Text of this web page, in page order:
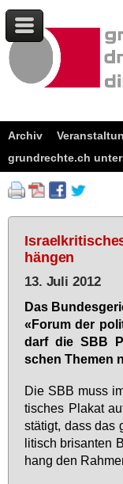
Archiv
grundrechte.ch
hängen
13. Juli 2012
Das
«Fo­rum der
darf die SBB
schen The­men
Die SBB muss
ti­sches Pla­kat
stä­tigt, dass das
li­tisch bri­san­ten
hang den